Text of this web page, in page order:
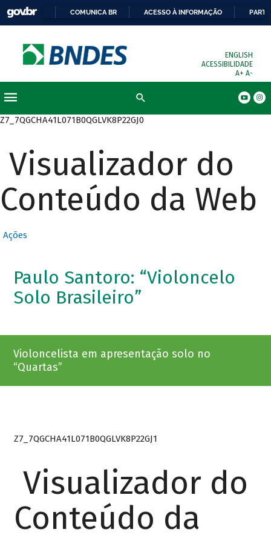
COMUNICA BR ACESSO À INFORMAÇÃO
ENGLISH
ACESSIBILIDADE
A+ A-
Z7_7QGCHA41L071B0QGLVK8P22GJ0
Visualizador do
Conteúdo da Web
Ações
Paulo Santoro: “Violoncelo
Solo Brasileiro”
Violoncelista em apresentação solo no
“Quartas”
Z7_7QGCHA41L071B0QGLVK8P22GJ1
Visualizador do
Conteúdo da